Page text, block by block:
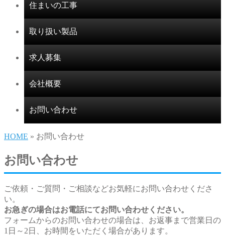
住まいの工事
取り扱い製品
求人募集
会社概要
お問い合わせ
HOME » お問い合わせ
お問い合わせ
ご依頼・ご質問・ご相談などお気軽にお問い合わせくださ
い。
お急ぎの場合はお電話にてお問い合わせください。
フォームからのお問い合わせの場合は、お返事まで営業日の
1日～2日、お時間をいただく場合があります。